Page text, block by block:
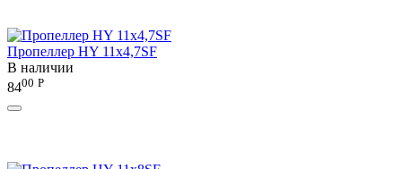
Пропеллер HY 11х4,7SF
В наличии
8400 Р